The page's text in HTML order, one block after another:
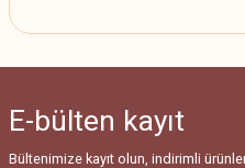
E-bülten kayıt
Bültenimize kayıt olun, indirimli